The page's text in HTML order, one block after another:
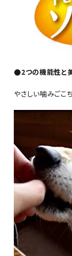
●2つの機能性と
やさしい噛みごこ